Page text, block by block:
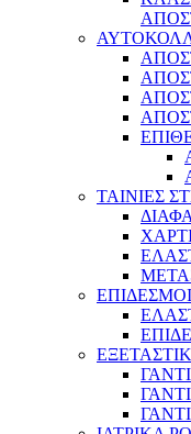
ΤΑΙΝΙΕΣ
ΕΠΙΔΕΣΜΟΙ